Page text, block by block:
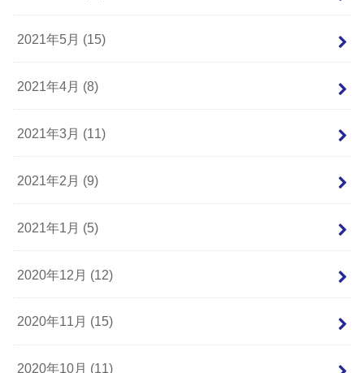
2021年5月 (15)
2021年4月 (8)
2021年3月 (11)
2021年2月 (9)
2021年1月 (5)
2020年12月 (12)
2020年11月 (15)
2020年10月 (11)